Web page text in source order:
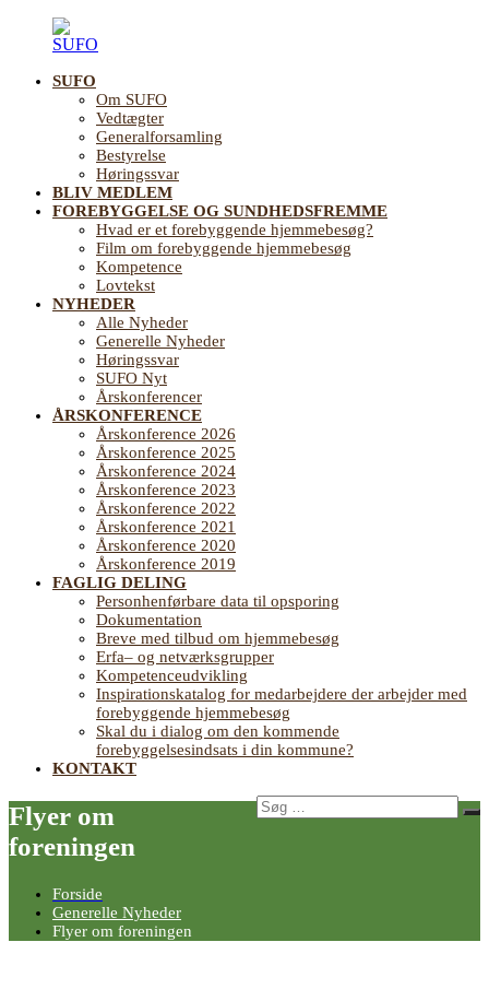
Landsforening
Sundhedsfremme
Forebyggelse
ældreområdet
SUFO
Om SUFO
Vedtægter
Generalforsamling
Bestyrelse
Høringssvar
BLIV MEDLEM
FOREBYGGELSE OG SUNDHEDSFREMME
Hvad er et forebyggende hjemmebesøg?
Film om forebyggende hjemmebesøg
Kompetence
Lovtekst
NYHEDER
Alle Nyheder
Generelle Nyheder
Høringssvar
SUFO Nyt
Årskonferencer
ÅRSKONFERENCE
Årskonference 2026
Årskonference 2025
Årskonference 2024
Årskonference 2023
Årskonference 2022
Årskonference 2021
Årskonference 2020
Årskonference 2019
FAGLIG DELING
Personhenførbare data til opsporing
Dokumentation
Breve med tilbud om hjemmebesøg
Erfa– og netværksgrupper
Kompetenceudvikling
Inspirationskatalog for medarbejdere der arbejder med
forebyggende hjemmebesøg
Skal du i dialog om den kommende
forebyggelsesindsats i din kommune?
KONTAKT
Søg
efter:
Flyer om
foreningen
Forside
Generelle Nyheder
Flyer om foreningen